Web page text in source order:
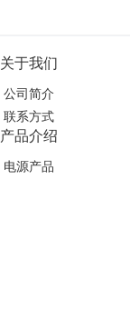
关于我们
公司简介
联系方式
产品介绍
电源产品